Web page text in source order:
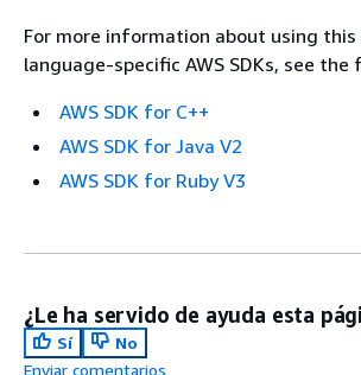
For more information about using this
language-specific AWS SDKs, see the
AWS SDK for C++
AWS SDK for Java V2
AWS SDK for Ruby V3
¿Le ha servido de ayuda esta
Sí
No
Enviar comentarios